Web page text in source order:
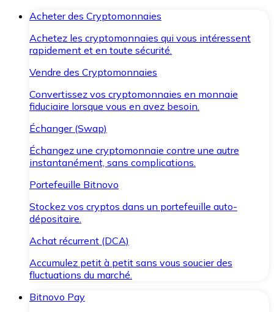
Acheter des Cryptomonnaies
Achetez les cryptomonnaies qui vous intéressent
rapidement et en toute sécurité.
Vendre des Cryptomonnaies
Convertissez vos cryptomonnaies en monnaie
fiduciaire lorsque vous en avez besoin.
Échanger (Swap)
Échangez une cryptomonnaie contre une autre
instantanément, sans complications.
Portefeuille Bitnovo
Stockez vos cryptos dans un portefeuille auto-
dépositaire.
Achat récurrent (DCA)
Accumulez petit à petit sans vous soucier des
fluctuations du marché.
Bitnovo Pay